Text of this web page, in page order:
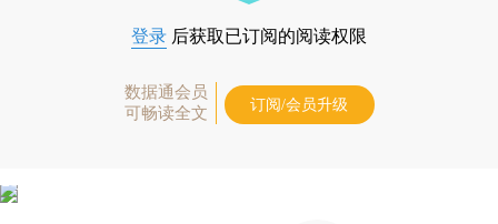
登录 后获取已订阅的阅读权限
数据通会员
可畅读全文
订阅/会员升级